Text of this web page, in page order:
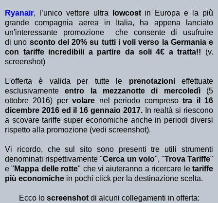
Ryanair, l’unico vettore ultra lowcost in Europa e la più
grande compagnia aerea in Italia, ha appena lanciato
un'interessante promozione che consente di usufruire
di uno sconto del 20% su tutti i voli verso la Germania e
con tariffe incredibili a partire da soli 4€ a tratta!! (v.
screenshot)
L'offerta è valida per tutte le prenotazionieffettuate
esclusivamenteentro la mezzanotte di mercoledì (5
ottobre 2016) pervolare nel periodo compresotra il 16
dicembre 2016 ed il 16 gennaio 2017. In realtà si riescono
a scovare tariffe super economiche anche in periodi diversi
rispetto alla promozione (vedi screenshot).
Vi ricordo, che sul sito sono presenti tre utili strumenti
denominati rispettivamente "Cerca un volo", "Trova Tariffe"
e " Mappa delle rotte" che vi aiuteranno a ricercare letariffe
più economiche in pochi click per la destinazione scelta.
Ecco lo screenshot di alcuni collegamenti in offerta: